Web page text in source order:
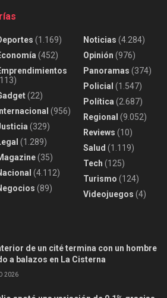
(1.169)
(452)
(22)
Internacional (956)
(329)
(1.289)
(35)
(4.112)
(89)
Noticias (4.284)
Opinión (976)
Panoramas (374)
Policial (1.547)
Política (2.687)
Regional (9.052)
Reviews (10)
Salud (1.119)
Tech (125)
Turismo (124)
Videojuegos (4)
de un cité termina con un hombre
a balazos en La Cisterna
2026